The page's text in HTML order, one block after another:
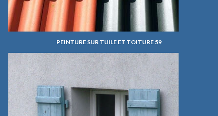
PEINTURE SUR TUILE ET TOITURE 59